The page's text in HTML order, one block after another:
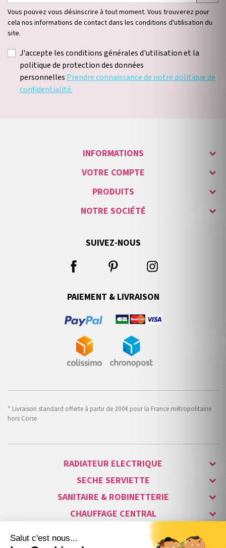
Vous pouvez vous désinscrire à tout moment. Vous trouverez pour
cela nos informations de contact dans les conditions d'utilisation du
site.
J'accepte les conditions générales d'utilisation et la
politique de protection des données
personnelles Prendre connaissance de notre politique de
confidentialité.
INFORMATIONS
VOTRE COMPTE
PRODUITS
NOTRE SOCIÉTÉ
SUIVEZ-NOUS
PAIEMENT & LIVRAISON
* Livraison standard offerte à partir de 200€ pour la France métropolitaine
hors Corse
RADIATEUR ELECTRIQUE
SECHE SERVIETTE
SANITAIRE & ROBINETTERIE
CHAUFFAGE CENTRAL
ALARME & SÉCURITÉ